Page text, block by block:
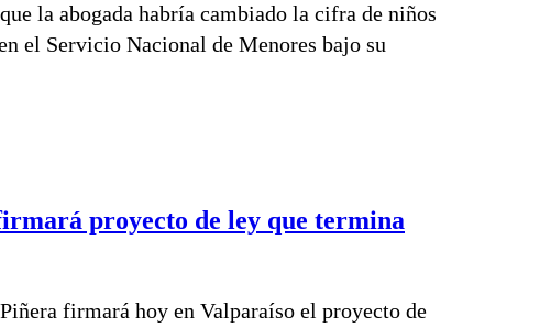
la abogada habría cambiado la cifra de niños
el Servicio Nacional de Menores bajo su
proyecto de ley que termina
firmará hoy en Valparaíso el proyecto de